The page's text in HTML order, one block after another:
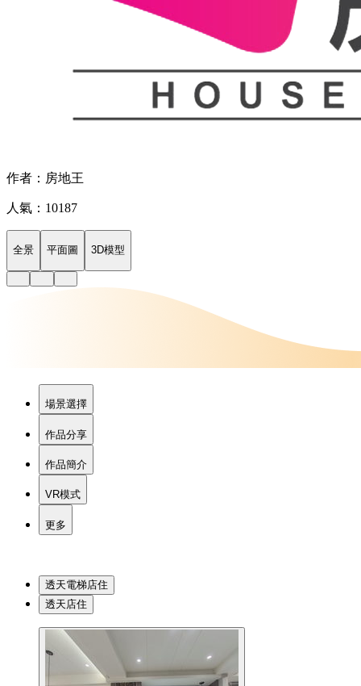
作者：房地王
人氣：10187
全景 平面圖 3D模型
場景選擇
作品分享
作品簡介
VR模式
更多
透天電梯店住
透天店住